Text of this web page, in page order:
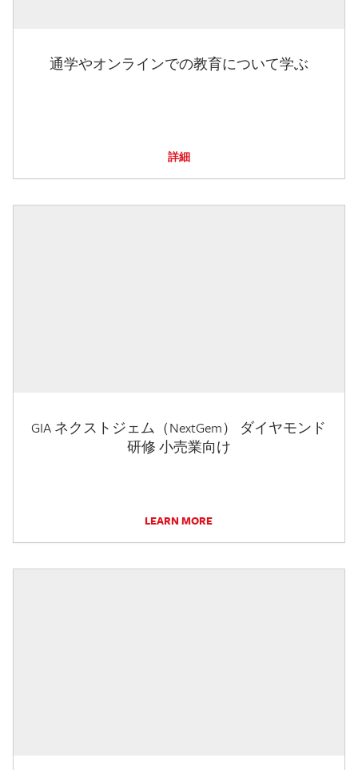
通学やオンラインでの教育について学ぶ
詳細
GIA ネクストジェム（NextGem） ダイヤモンド
研修 小売業向け
LEARN MORE